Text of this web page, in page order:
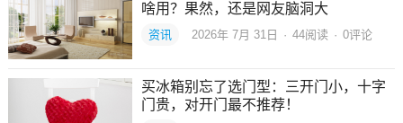
啥用？果然，还是网友脑洞大
资讯 2026年 7月 31日 · 44阅读 · 0评论
买冰箱别忘了选门型：三开门小，十字
门贵，对开门最不推荐！